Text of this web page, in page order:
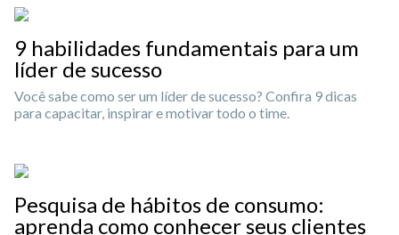
9 habilidades fundamentais para um
líder de sucesso
Você sabe como ser um líder de sucesso? Confira 9 dicas
para capacitar, inspirar e motivar todo o time.
Pesquisa de hábitos de consumo:
aprenda como conhecer seus clientes